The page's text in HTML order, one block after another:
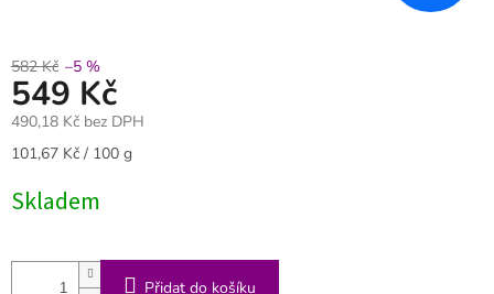
582 Kč –5 %
549 Kč
490,18 Kč bez DPH
Měrná
101,67 Kč / 100 g
Skladem
Přidat do košíku